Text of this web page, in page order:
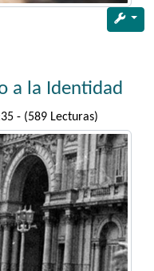
a la Identidad
- (589 Lecturas)